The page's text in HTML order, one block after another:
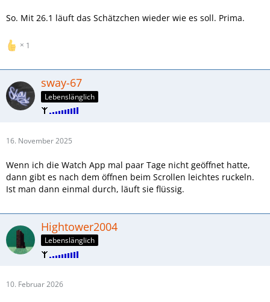
So. Mit 26.1 läuft das Schätzchen wieder wie es soll. Prima.
1
sway-67
Lebenslänglich
16. November 2025
Wenn ich die Watch App mal paar Tage nicht geöffnet hatte,
dann gibt es nach dem öffnen beim Scrollen leichtes ruckeln.
Ist man dann einmal durch, läuft sie flüssig.
Hightower2004
Lebenslänglich
10. Februar 2026